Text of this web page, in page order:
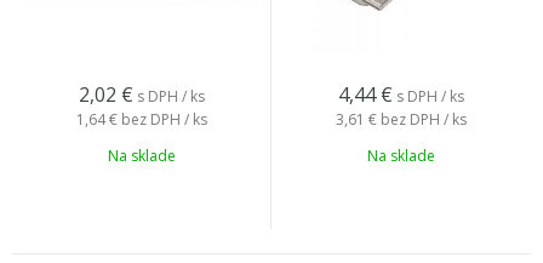
2,02 € s DPH / ks
1,64 € bez DPH / ks
Na sklade
4,44 € s DPH / ks
3,61 € bez DPH / ks
Na sklade